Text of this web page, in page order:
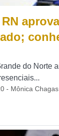
do Norte
- Mônica Chagas